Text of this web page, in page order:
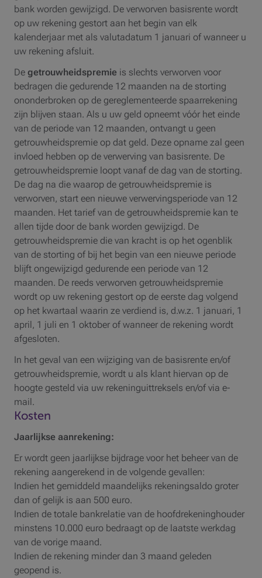
bank worden gewijzigd. De verworven basisrente wordt
op uw rekening gestort aan het begin van elk
kalenderjaar met als valutadatum 1 januari of wanneer u
uw rekening afsluit.
De getrouwheidspremie is slechts verworven voor
bedragen die gedurende 12 maanden na de storting
ononderbroken op de gereglementeerde spaarrekening
zijn blijven staan. Als u uw geld opneemt vóór het einde
van de periode van 12 maanden, ontvangt u geen
getrouwheidspremie op dat geld. Deze opname zal geen
invloed hebben op de verwerving van basisrente. De
getrouwheidspremie loopt vanaf de dag van de storting.
De dag na die waarop de getrouwheidspremie is
verworven, start een nieuwe verwervingsperiode van 12
maanden. Het tarief van de getrouwheidspremie kan te
allen tijde door de bank worden gewijzigd. De
getrouwheidspremie die van kracht is op het ogenblik
van de storting of bij het begin van een nieuwe periode
blijft ongewijzigd gedurende een periode van 12
maanden. De reeds verworven getrouwheidspremie
wordt op uw rekening gestort op de eerste dag volgend
op het kwartaal waarin ze verdiend is, d.w.z. 1 januari, 1
april, 1 juli en 1 oktober of wanneer de rekening wordt
afgesloten.
In het geval van een wijziging van de basisrente en/of
getrouwheidspremie, wordt u als klant hiervan op de
hoogte gesteld via uw rekeninguittreksels en/of via e-
mail.
Kosten
Jaarlijkse aanrekening:
Er wordt geen jaarlijkse bijdrage voor het beheer van de
rekening aangerekend in de volgende gevallen:
Indien het gemiddeld maandelijks rekeningsaldo groter
dan of gelijk is aan 500 euro.
Indien de totale bankrelatie van de hoofdrekeninghouder
minstens 10.000 euro bedraagt op de laatste werkdag
van de vorige maand.
Indien de rekening minder dan 3 maand geleden
geopend is.